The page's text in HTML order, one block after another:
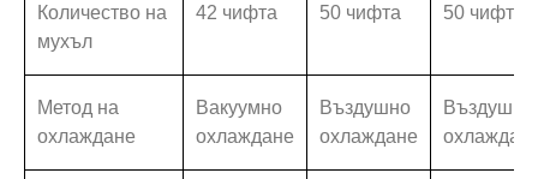
Количество на
мухъл
42 чифта 50 чифта 50 чифта
Метод на
охлаждане
Вакуумно
охлаждане
Въздушно
охлаждане
Въздушно